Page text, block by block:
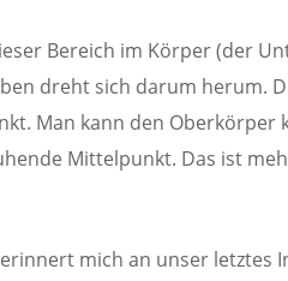
Bereich im Körper (der
dreht sich darum herum.
Man kann den Oberkörper
Mittelpunkt. Das ist
mich an unser letztes